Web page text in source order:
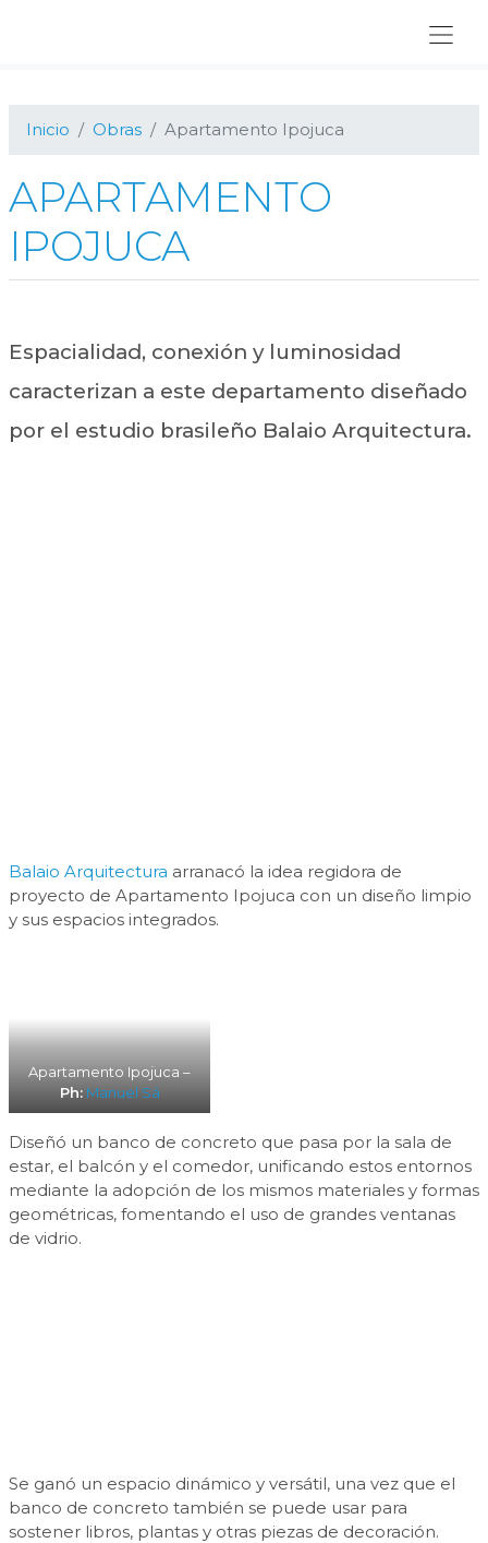
Inicio
Obras Apartamento Ipojuca
APARTAMENTO
IPOJUCA
Espacialidad, conexión y luminosidad
caracterizan a este departamento diseñado
por el estudio brasileño Balaio Arquitectura.
Balaio Arquitectura arranacó la idea regidora de
proyecto de Apartamento Ipojuca con un diseño limpio
y sus espacios integrados.
Apartamento Ipojuca –
Ph: Manuel Sá
Diseñó un banco de concreto que pasa por la sala de
estar, el balcón y el comedor, unificando estos entornos
mediante la adopción de los mismos materiales y formas
geométricas, fomentando el uso de grandes ventanas
de vidrio.
Se ganó un espacio dinámico y versátil, una vez que el
banco de concreto también se puede usar para
sostener libros, plantas y otras piezas de decoración.